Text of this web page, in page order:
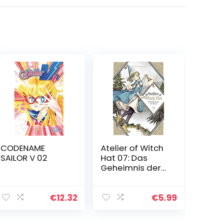
CODENAME
SAILOR V 02
€12.32
Atelier of Witch
Hat 07: Das
Geheimnis der
€5.99